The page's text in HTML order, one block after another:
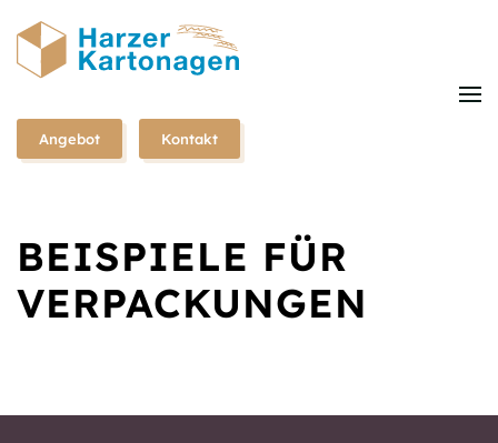
Zum
springen
Angebot Kontakt
BEISPIELE FÜR
VERPACKUNGEN